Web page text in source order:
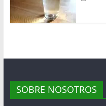
SOBRE NOSOTROS